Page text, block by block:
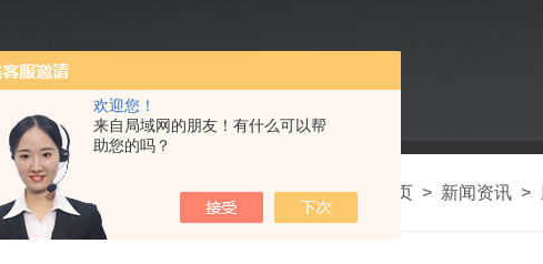
欢迎您！
来自局域网的朋友！有什么可以帮
助您的吗？
我的位置： 首页 > 新闻资讯 >